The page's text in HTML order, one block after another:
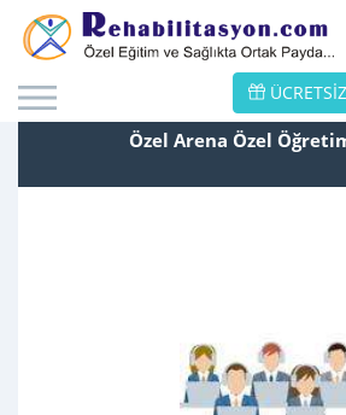
Özel Arena Özel